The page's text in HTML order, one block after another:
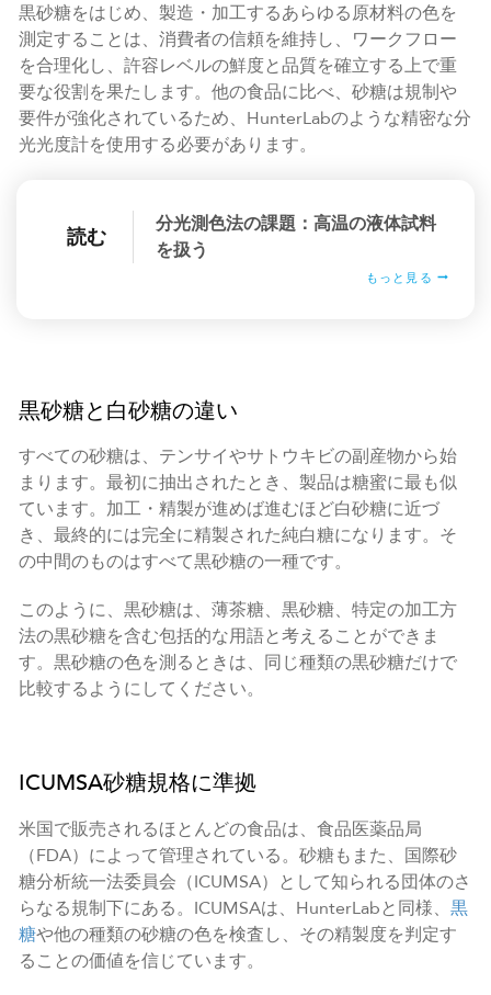
黒砂糖をはじめ、製造・加工するあらゆる原材料の色を
測定することは、消費者の信頼を維持し、ワークフロー
を合理化し、許容レベルの鮮度と品質を確立する上で重
要な役割を果たします。他の食品に比べ、砂糖は規制や
要件が強化されているため、HunterLabのような精密な分
光光度計を使用する必要があります。
読む
分光測色法の課題：高温の液体試料
を扱う
もっと見る
黒砂糖と白砂糖の違い
すべての砂糖は、テンサイやサトウキビの副産物から始
まります。最初に抽出されたとき、製品は糖蜜に最も似
ています。加工・精製が進めば進むほど白砂糖に近づ
き、最終的には完全に精製された純白糖になります。そ
の中間のものはすべて黒砂糖の一種です。
このように、黒砂糖は、薄茶糖、黒砂糖、特定の加工方
法の黒砂糖を含む包括的な用語と考えることができま
す。黒砂糖の色を測るときは、同じ種類の黒砂糖だけで
比較するようにしてください。
ICUMSA砂糖規格に準拠
米国で販売されるほとんどの食品は、食品医薬品局
（FDA）によって管理されている。砂糖もまた、国際砂
糖分析統一法委員会（ICUMSA）として知られる団体のさ
らなる規制下にある。ICUMSAは、HunterLabと同様、 黒
糖や他の種類の砂糖の色を検査し、その精製度を判定す
ることの価値を信じています。